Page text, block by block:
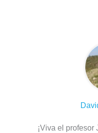
¡Viva el